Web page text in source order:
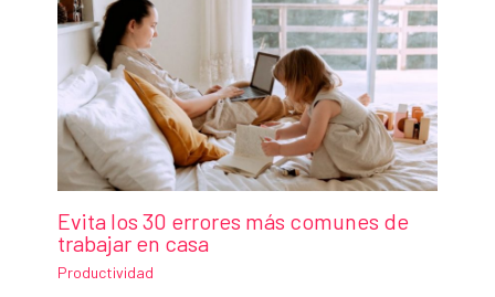
Evita los 30 errores más comunes de
trabajar en casa
Productividad